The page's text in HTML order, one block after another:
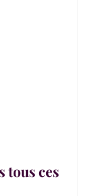
tous ces